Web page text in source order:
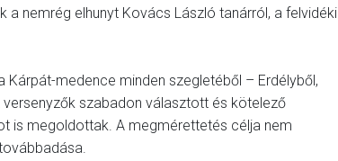
nemrég elhunyt Kovács László tanárról, a felvidéki
medence minden szegletéből – Erdélyből,
szabadon választott és kötelező
is megoldottak. A megmérettetés célja nem